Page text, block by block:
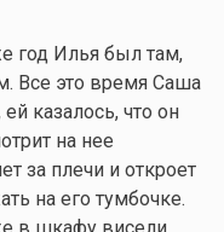
год Илья был там,
Все это время Саша
казалось, что он
на нее
за плечи и откроет
на его тумбочке.